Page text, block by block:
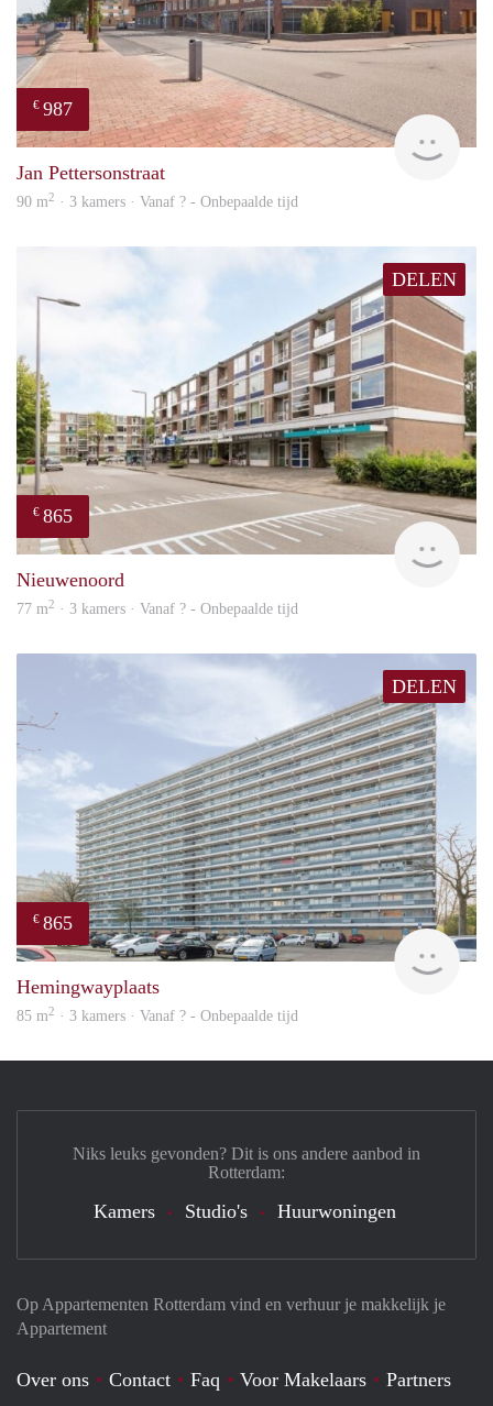
€ 987
Jan Pettersonstraat
90 m2 · 3 kamers · Vanaf ? - Onbepaalde tijd
DELEN
€ 865
Nieuwenoord
77 m2 · 3 kamers · Vanaf ? - Onbepaalde tijd
DELEN
€ 865
Hemingwayplaats
85 m2 · 3 kamers · Vanaf ? - Onbepaalde tijd
Op Appartementen Rotterdam vind en verhuur je makkelijk je
Appartement
Over ons Contact Faq Voor Makelaars Partners
Niks leuks gevonden? Dit is ons andere aanbod in
Rotterdam:
Kamers Studio's Huurwoningen